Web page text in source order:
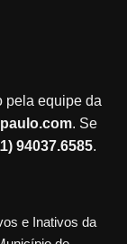
pela equipe da
. Se
94037.6585.
e Inativos da